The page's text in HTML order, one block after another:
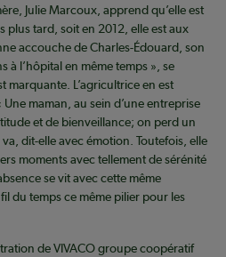
Julie Marcoux, apprend qu’elle est
plus tard, soit en 2012, elle est aux
accouche de Charles-Édouard, son
à l’hôpital en même temps », se
marquante. L’agricultrice en est
maman, au sein d’une entreprise
et de bienveillance; on perd un
dit-elle avec émotion. Toutefois, elle
moments avec tellement de sérénité
se vit avec cette même
du temps ce même pilier pour les
de VIVACO groupe coopératif